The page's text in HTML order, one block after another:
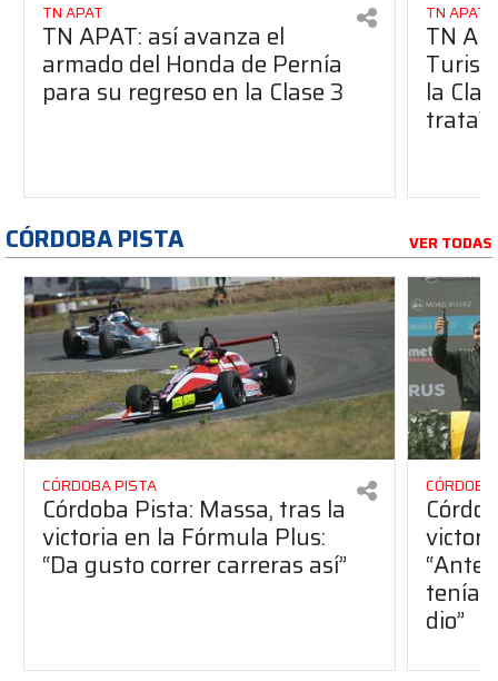
TN APAT
TN APAT: así avanza el
armado del Honda de Pernía
para su regreso en la Clase 3
TN APAT
TN
la
trata?
CÓRDOBA PISTA VER TODAS
CÓRDOBA PISTA
Córdoba Pista: Massa, tras la
victoria en la Fórmula Plus:
“Da gusto correr carreras así”
dio”